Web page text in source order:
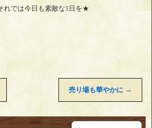
れでは今日も素敵な1日を★
売り場も華やかに →